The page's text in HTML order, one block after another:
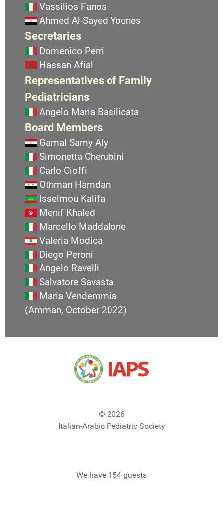
Vassilios Fanos
Ahmed Al-Sayed Younes
Secretaries
Domenico Perri
Hassan Afial
Representatives of Family
Pediatricians
Angelo Maria Basilicata
Board Members
Gamal Samy Aly
Simonetta Cherubini
Carlo Cioffi
Othman Hamdan
Isselmou Kalifa
Menif Khaled
Marcello Maddalone
Valeria Modica
Diego Peroni
Angelo Ravelli
Salvatore Savasta
Maria Vendemmia
(Amman, October 2022)
© 2026
Italian-Arabic Pediatric Society
We have 154 guests